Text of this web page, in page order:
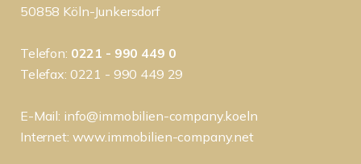
50858 Köln-Junkersdorf
Telefon: 0221 - 990 449 0
Telefax: 0221 - 990 449 29
E-Mail: info@immobilien-company.koeln
Internet: www.immobilien-company.net